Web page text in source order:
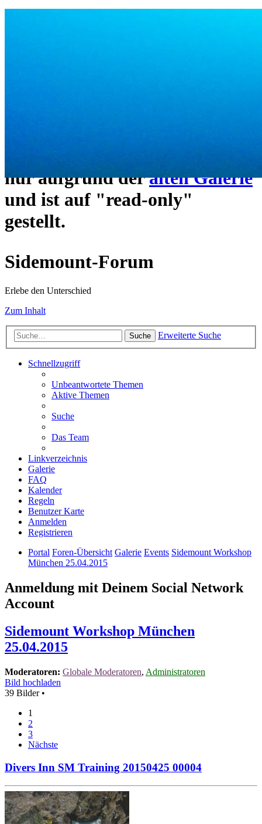
Das alte Forum hier existiert
nur aufgrund deralten Galerie
und ist auf "read-only"
gestellt.
Sidemount-Forum
Erlebe den Unterschied
Zum Inhalt
Suche Erweiterte Suche
Schnellzugriff
Unbeantwortete Themen
Aktive Themen
Suche
Das Team
Linkverzeichnis
Galerie
FAQ
Kalender
Regeln
Benutzer Karte
Anmelden
Registrieren
Portal Foren-Übersicht Galerie Events Sidemount Workshop
München 25.04.2015
Anmeldung mit Deinem Social Network
Account
Sidemount Workshop München
25.04.2015
Moderatoren: Globale Moderatoren, Administratoren
Bild hochladen
39 Bilder •
1
2
3
Nächste
Divers Inn SM Training 20150425 00004